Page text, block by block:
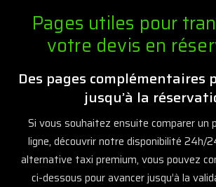
Pages utiles pour
votre devis en
Des pages complémentaires
jusqu’à la
Si vous souhaitez ensuite comparer un
ligne, découvrir notre disponibilité 24h/
alternative taxi premium, vous pouvez
ci-dessous pour avancer jusqu’à la